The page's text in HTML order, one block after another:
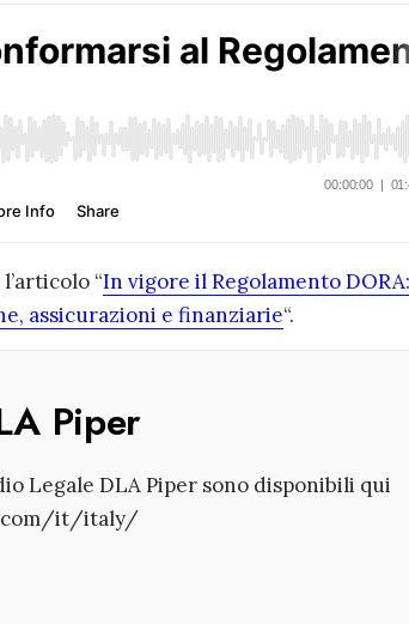
“In vigore il Regolamento DORA:
assicurazioni e finanziarie“.
Piper
Legale DLA Piper sono disponibili qui
it/italy/